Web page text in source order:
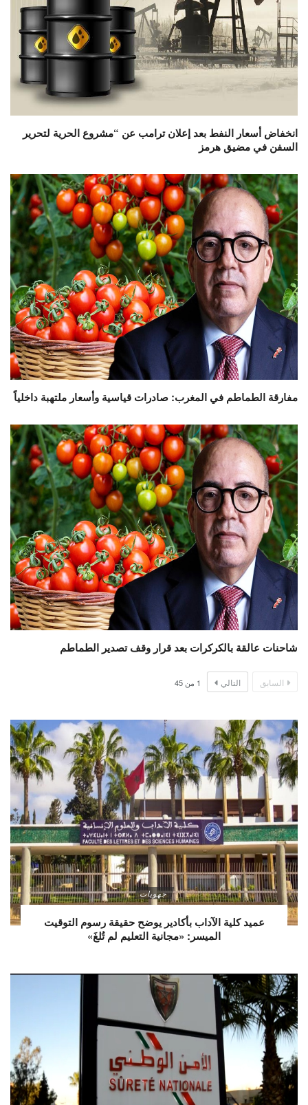
انخفاض أسعار النفط بعد إعلان ترامب عن “مشروع الحرية لتحرير
السفن في مضيق هرمز
مفارقة الطماطم في المغرب: صادرات قياسية وأسعار ملتهبة داخلياً
شاحنات عالقة بالكركرات بعد قرار وقف تصدير الطماطم
السابق التالي 1 من 45
جهويات
عميد كلية الآداب بأكادير يوضح حقيقة رسوم التوقيت
الميسر: «مجانية التعليم لم تُلغَ»